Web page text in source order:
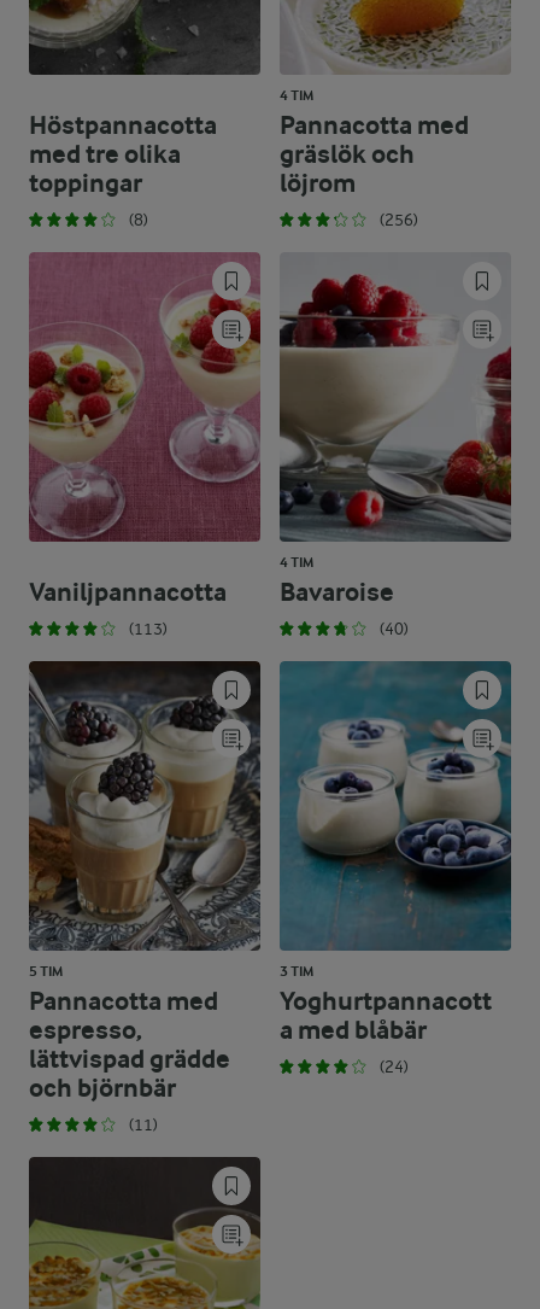
Höstpannacotta
med tre olika
toppingar
(8)
4 TIM
Pannacotta med
gräslök och
löjrom
(256)
Vaniljpannacotta
(113)
4 TIM
Bavaroise
(40)
5 TIM
Pannacotta med
espresso,
lättvispad grädde
och björnbär
(11)
3 TIM
Yoghurtpannacott
a med blåbär
(24)